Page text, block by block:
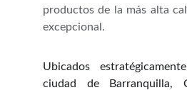
productos de la más alta
excepcional.
Ubicados
ciudad de Barranquilla,